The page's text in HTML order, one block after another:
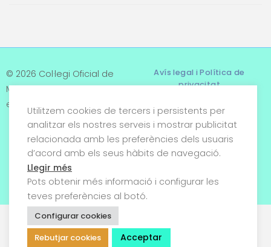
© 2026 Col·legi Oficial de
Metges de Tarragona. Tots
els drets reservats
Avís legal i Política de
privacitat
Termes i condicions
Política de cookies
Utilitzem cookies de tercers i persistents per
analitzar els nostres serveis i mostrar publicitat
relacionada amb les preferències dels usuaris
d’acord amb els seus hàbits de navegació.
Llegir més
Pots obtenir més informació i configurar les
teves preferències al botó.
Configurar cookies
Rebutjar cookies
Acceptar